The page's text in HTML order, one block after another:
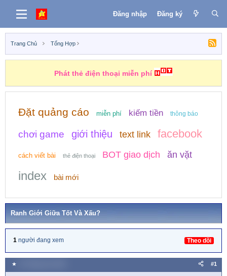
Đăng nhập Đăng ký
Trang Chủ Tổng Hợp
Những nhiệm vụ kiếm tiền
Đặt quảng cáo miễn phí kiếm tiền thông báo
chơi game giới thiệu text link facebook
cách viết bài thẻ điện thoại BOT giao dịch ăn vặt
index bài mới
Ranh Giới Giữa Tốt Và Xấu?
1 người đang xem Theo dõi
★ #1